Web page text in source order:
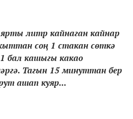
литр кайнаган кайнар
соң 1 стакан сөткә
бал кашыгы какао
Тагын 15 минуттан бер
ашап куяр...